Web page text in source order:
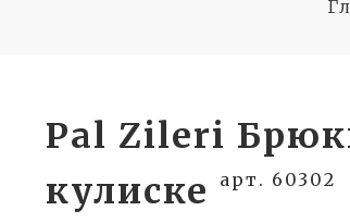
Pal Zileri
кулиске
арт. 60302